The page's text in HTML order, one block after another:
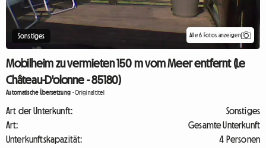
Sonstiges Alle 6 Fotos anzeigen
Mobilheim zu vermieten 150 m vom Meer entfernt (Le
Château-D'olonne - 85180)
Automatische Übersetzung -Originaltitel
Art der Unterkunft:
Sonstiges
Art:
Gesamte Unterkunft
Unterkunftskapazität:
4 Personen